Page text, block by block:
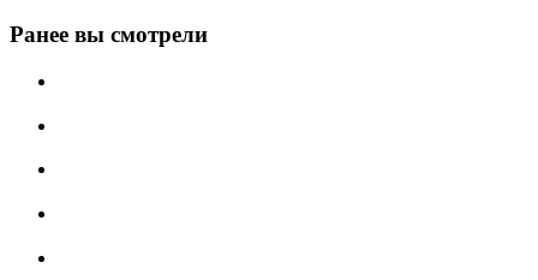
Ранее вы смотрели